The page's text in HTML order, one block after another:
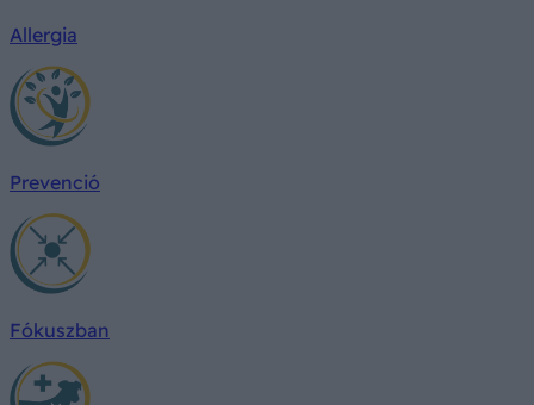
Allergia
Prevenció
Fókuszban